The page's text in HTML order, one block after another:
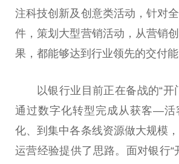
注科技创新及创意类活动，针对
件，策划大型营销活动，从营销
果，都能够达到行业领先的交付能
以银行业目前正在备战的“开
通过数字化转型完成从获客—
化、到集中各条线资源做大规模
运营经验提供了思路。面对银行“